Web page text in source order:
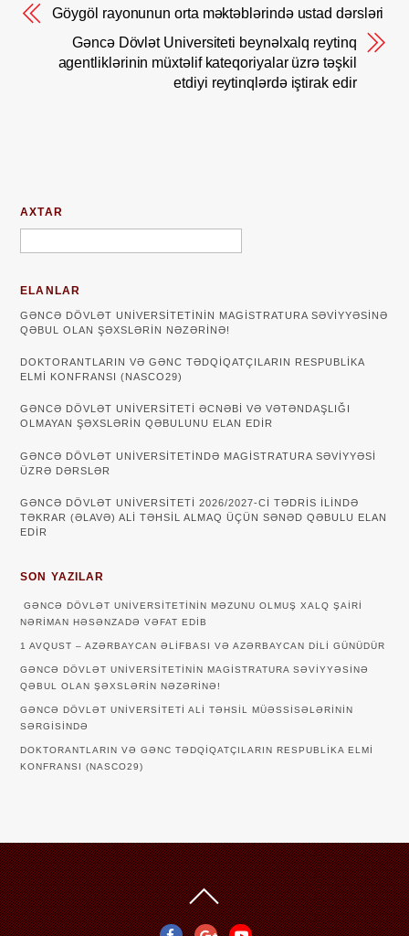
Göygöl rayonunun orta məktəblərində ustad dərsləri
Gəncə Dövlət Universiteti beynəlxalq reytinq
agentliklərinin müxtəlif kateqoriyalar üzrə təşkil
etdiyi reytinqlərdə iştirak edir
AXTAR
ELANLAR
GƏNCƏ DÖVLƏT UNIVERSITETININ MAGISTRATURA SƏVIYYƏSINƏ
QƏBUL OLAN ŞƏXSLƏRIN NƏZƏRINƏ!
DOKTORANTLARIN VƏ GƏNC TƏDQİQATÇILARIN RESPUBLİKA
ELMİ KONFRANSI (NASCO29)
GƏNCƏ DÖVLƏT UNIVERSITETI ƏCNƏBI VƏ VƏTƏNDAŞLIĞI
OLMAYAN ŞƏXSLƏRIN QƏBULUNU ELAN EDIR
GƏNCƏ DÖVLƏT UNIVERSITETINDƏ MAGISTRATURA SƏVIYYƏSI
ÜZRƏ DƏRSLƏR
GƏNCƏ DÖVLƏT UNİVERSİTETİ 2026/2027-Cİ TƏDRİS İLİNDƏ
TƏKRAR (ƏLAVƏ) ALİ TƏHSİL ALMAQ ÜÇÜN SƏNƏD QƏBULU ELAN
EDİR
SON YAZILAR
GƏNCƏ DÖVLƏT UNIVERSITETININ MƏZUNU OLMUŞ XALQ ŞAIRI
NƏRIMAN HƏSƏNZADƏ VƏFAT EDIB
1 AVQUST – AZƏRBAYCAN ƏLIFBASI VƏ AZƏRBAYCAN DILI GÜNÜDÜR
GƏNCƏ DÖVLƏT UNIVERSITETININ MAGISTRATURA SƏVIYYƏSINƏ
QƏBUL OLAN ŞƏXSLƏRIN NƏZƏRINƏ!
GƏNCƏ DÖVLƏT UNIVERSITETI ALI TƏHSIL MÜƏSSISƏLƏRININ
SƏRGISINDƏ
DOKTORANTLARIN VƏ GƏNC TƏDQİQATÇILARIN RESPUBLİKA ELMİ
KONFRANSI (NASCO29)